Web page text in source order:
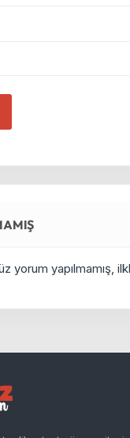
yorum yapılmamış,